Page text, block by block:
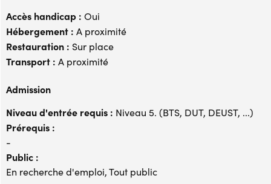
Accès handicap : Oui
Hébergement : A proximité
Restauration : Sur place
Transport : A proximité
Admission
Niveau d'entrée requis : Niveau 5. (BTS, DUT, DEUST, ...)
Prérequis :
-
Public :
En recherche d'emploi, Tout public